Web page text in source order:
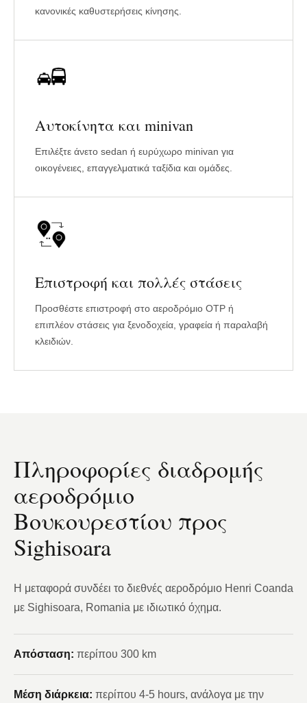
κανονικές καθυστερήσεις κίνησης.
Αυτοκίνητα και minivan
Επιλέξτε άνετο sedan ή ευρύχωρο minivan για
οικογένειες, επαγγελματικά ταξίδια και ομάδες.
Επιστροφή και πολλές στάσεις
Προσθέστε επιστροφή στο αεροδρόμιο OTP ή
επιπλέον στάσεις για ξενοδοχεία, γραφεία ή παραλαβή
κλειδιών.
Πληροφορίες διαδρομής
αεροδρόμιο
Βουκουρεστίου προς
Sighisoara
Η μεταφορά συνδέει το διεθνές αεροδρόμιο Henri Coanda
με Sighisoara, Romania με ιδιωτικό όχημα.
Απόσταση: περίπου 300 km
Μέση διάρκεια: περίπου 4-5 hours, ανάλογα με την